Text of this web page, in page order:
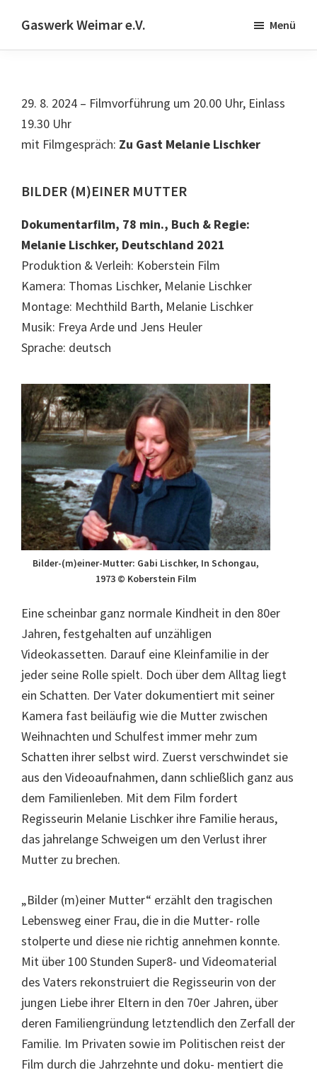
main
Fußzeile
springen
Gaswerk Weimar e.V.
|
Schwanseestr.92
|
Weimar
Menü
29. 8. 2024 – Filmvorführung um 20.00 Uhr, Einlass
19.30 Uhr
mit Filmgespräch: Zu Gast Melanie Lischker
BILDER (M)EINER MUTTER
Dokumentarfilm, 78 min., Buch & Regie:
Melanie Lischker, Deutschland 2021
Produktion & Verleih: Koberstein Film
Kamera: Thomas Lischker, Melanie Lischker
Montage: Mechthild Barth, Melanie Lischker
Musik: Freya Arde und Jens Heuler
Sprache: deutsch
Bilder-(m)einer-Mutter: Gabi Lischker, In Schongau,
1973 © Koberstein Film
Eine scheinbar ganz normale Kindheit in den 80er
Jahren, festgehalten auf unzähligen
Videokassetten. Darauf eine Kleinfamilie in der
jeder seine Rolle spielt. Doch über dem Alltag liegt
ein Schatten. Der Vater dokumentiert mit seiner
Kamera fast beiläufig wie die Mutter zwischen
Weihnachten und Schulfest immer mehr zum
Schatten ihrer selbst wird. Zuerst verschwindet sie
aus den Videoaufnahmen, dann schließlich ganz aus
dem Familienleben. Mit dem Film fordert
Regisseurin Melanie Lischker ihre Familie heraus,
das jahrelange Schweigen um den Verlust ihrer
Mutter zu brechen.
„Bilder (m)einer Mutter“ erzählt den tragischen
Lebensweg einer Frau, die in die Mutter- rolle
stolperte und diese nie richtig annehmen konnte.
Mit über 100 Stunden Super8- und Videomaterial
des Vaters rekonstruiert die Regisseurin von der
jungen Liebe ihrer Eltern in den 70er Jahren, über
deren Familiengründung letztendlich den Zerfall der
Familie. Im Privaten sowie im Politischen reist der
Film durch die Jahrzehnte und doku- mentiert die